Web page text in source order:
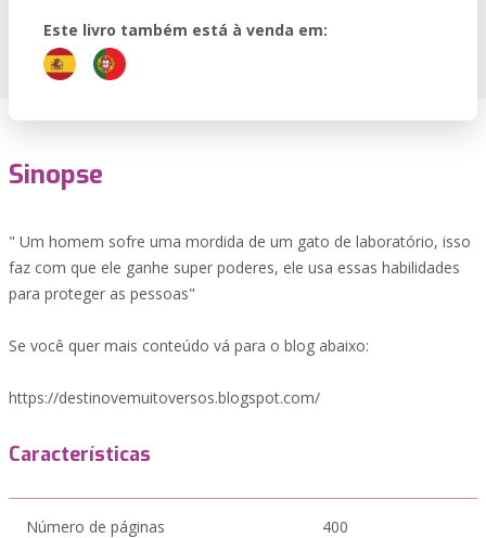
Este livro também está à venda em:
Sinopse
" Um homem sofre uma mordida de um gato de laboratório, isso
faz com que ele ganhe super poderes, ele usa essas habilidades
para proteger as pessoas"
Se você quer mais conteúdo vá para o blog abaixo:
https://destinovemuitoversos.blogspot.com/
Características
Número de páginas 400